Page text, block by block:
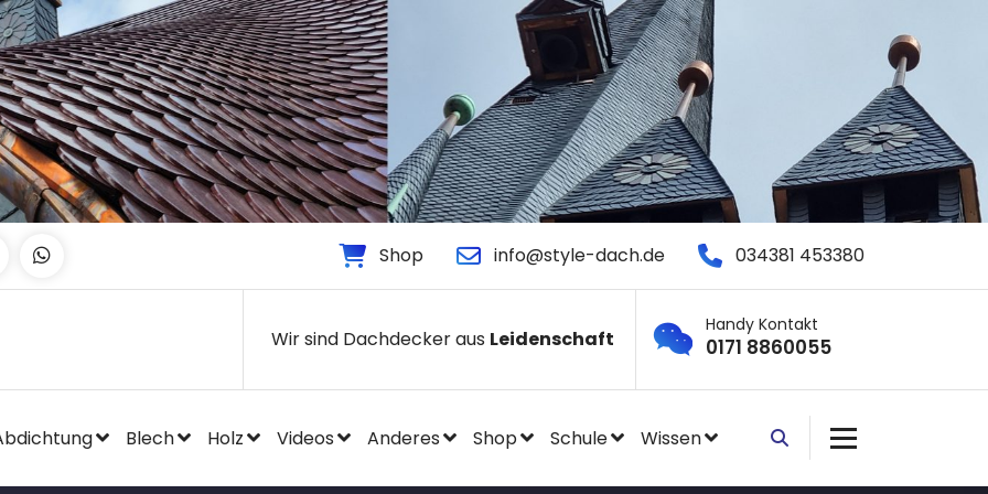
Shop info@style-dach.de 034381 453380
Wir sind Dachdecker aus Leidenschaft
Handy Kontakt
0171 8860055
Blech Holz Videos Anderes Shop Schule Wissen